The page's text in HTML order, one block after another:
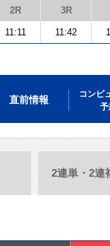
2R 3R
11:11 11:42
直前情報
コンピ
予
2連単・2連